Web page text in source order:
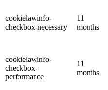
cookielawinfo-
checkbox-necessary
11
months
cookielawinfo-
checkbox-
performance
11
months